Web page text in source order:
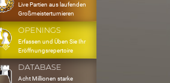
Live Partien aus laufenden
Großmeisterturnieren
OPENINGS
Erfassen und Üben Sie Ihr
Eröffnungsrepertoire
DATABASE
Acht Millionen starke